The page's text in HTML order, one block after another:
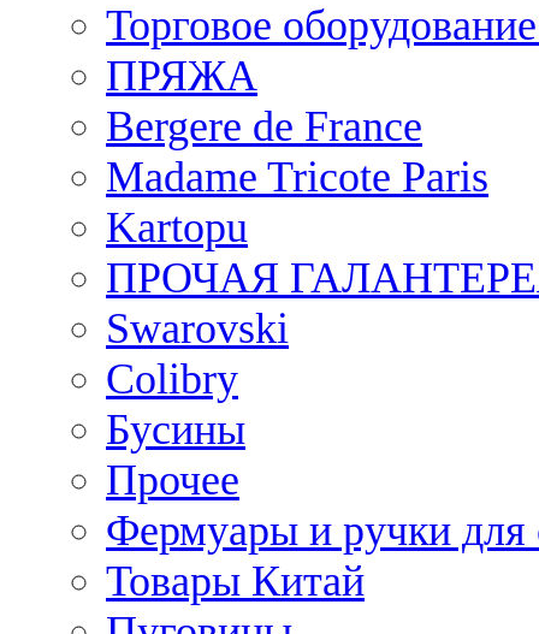
Торговое
ПРЯЖА
Bergere de France
Madame Tricote Paris
Kartopu
ПРОЧАЯ
Swarovski
Colibry
Бусины
Прочее
Фермуары и ручки для
Товары Китай